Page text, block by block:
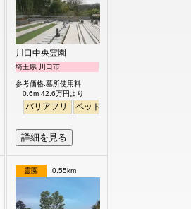
川口中央霊園
埼玉県 川口市
参考価格:墓所使用料
0.6m 42.6万円より
バリアフリ- ペット
詳細を見る
霊園 0.55km